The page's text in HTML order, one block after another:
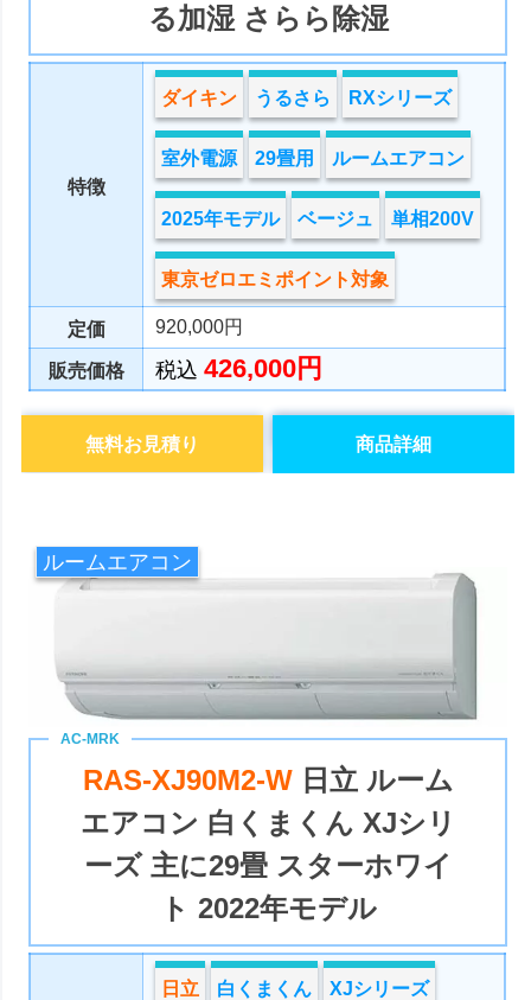
る加湿 さらら除湿
特徴
ダイキン うるさら RXシリーズ
室外電源 29畳用 ルームエアコン
2025年モデル ベージュ 単相200V
東京ゼロエミポイント対象
定価 920,000円
販売価格 税込426,000円
商品詳細
無料お見積り
ルームエアコン
RAS-XJ90M2-W 日立 ルーム
エアコン 白くまくん XJシリ
ーズ 主に29畳 スターホワイ
ト 2022年モデル
日立 白くまくん XJシリーズ